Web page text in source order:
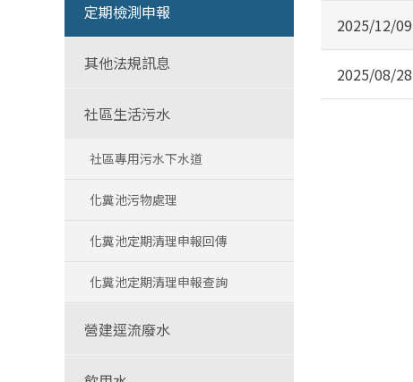
定期檢測申報
其他法規訊息
社區生活污水
社區專用污水下水道
化糞池污物處理
化糞池定期清理申報回傳
化糞池定期清理申報查詢
營建逕流廢水
2025/12/09
2025/08/28